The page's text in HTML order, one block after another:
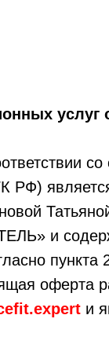
услуг
РФ)
и
оферта
и